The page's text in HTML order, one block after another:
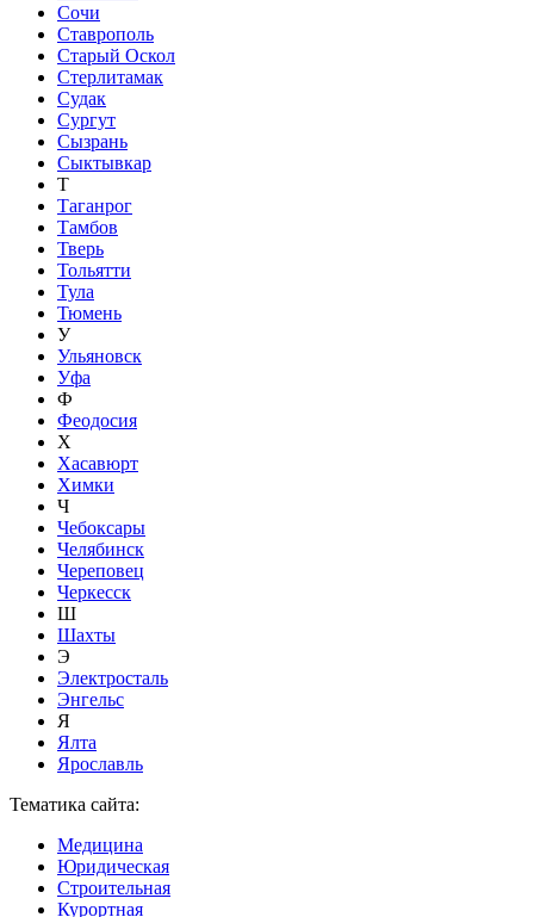
Сочи
Ставрополь
Старый Оскол
Стерлитамак
Судак
Сургут
Сызрань
Сыктывкар
Т
Таганрог
Тамбов
Тверь
Тольятти
Тула
Тюмень
У
Ульяновск
Уфа
Ф
Феодосия
Х
Хасавюрт
Химки
Ч
Чебоксары
Челябинск
Череповец
Черкесск
Ш
Шахты
Э
Электросталь
Энгельс
Я
Ялта
Ярославль
Тематика сайта:
Медицина
Юридическая
Строительная
Курортная